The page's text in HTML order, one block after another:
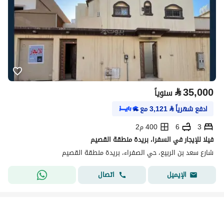
⃁35,000 سنوياً
ادفع شهرياً⃁
3,121مع
3
6
400 م2
فيلا للإيجار في السفرا، بريدة منطقة القصيم
شارع سعد بن الربيع، حي الصفراء، بريدة منطقة القصيم
الإيميل
اتصال